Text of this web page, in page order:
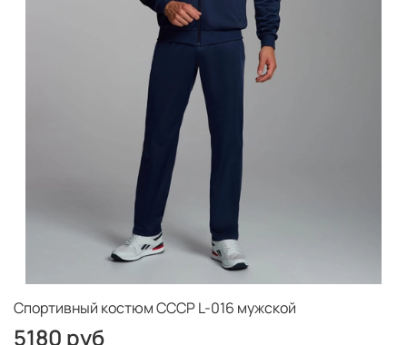
Спортивный костюм СССР L-016 мужской
5180 руб